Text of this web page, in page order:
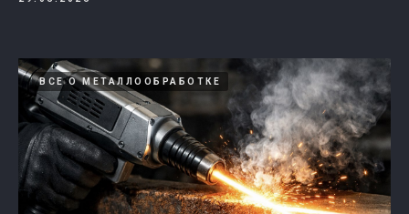
ВСЕ О МЕТАЛЛООБРАБОТКЕ